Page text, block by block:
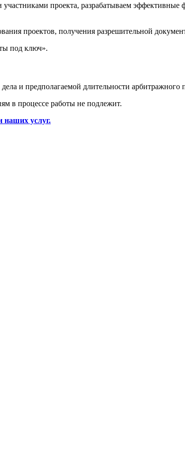
проекта, разрабатываем эффективные
проектов, получения разрешительной
под ключ».
и предполагаемой длительности арбитражного
в процессе работы не подлежит.
наших услуг.